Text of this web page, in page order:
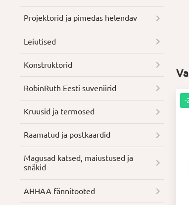
-
Projektorid ja pimedas helendav
Leiutised
Konstruktorid
RobinRuth Eesti suveniirid
Kruusid ja termosed
Raamatud ja postkaardid
Magusad katsed, maiustused ja
snäkid
AHHAA fännitooted